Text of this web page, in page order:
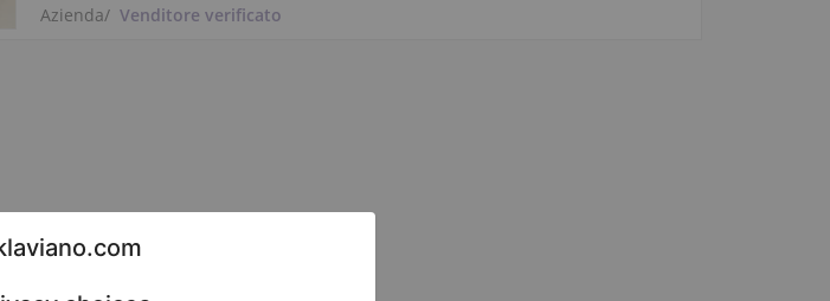
Azienda/ Venditore verificato